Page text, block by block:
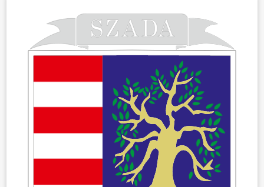
ÜGYINTÉZÉS
KÖZÖSSÉG
VÁLASZTÁSOK